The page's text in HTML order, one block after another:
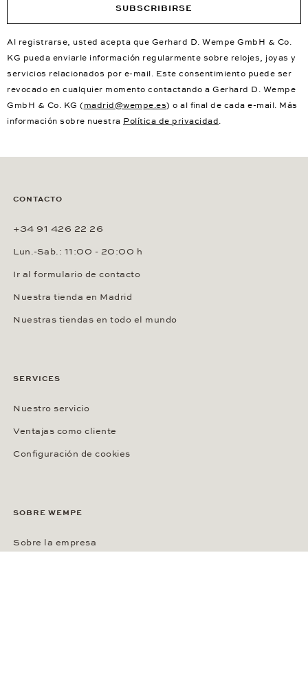
SUBSCRIBIRSE
Al registrarse, usted acepta que Gerhard D. Wempe GmbH & Co.
KG pueda enviarle información regularmente sobre relojes, joyas y
servicios relacionados por e-mail. Este consentimiento puede ser
revocado en cualquier momento contactando a Gerhard D. Wempe
GmbH & Co. KG ( madrid@wempe.es) o al final de cada e-mail. Más
información sobre nuestra Política de privacidad.
CONTACTO
+34 91 426 22 26
Lun.-Sab.: 11:00 - 20:00 h
Ir al formulario de contacto
Nuestra tienda en Madrid
Nuestras tiendas en todo el mundo
SERVICES
Nuestro servicio
Ventajas como cliente
Configuración de cookies
SOBRE WEMPE
Sobre la empresa